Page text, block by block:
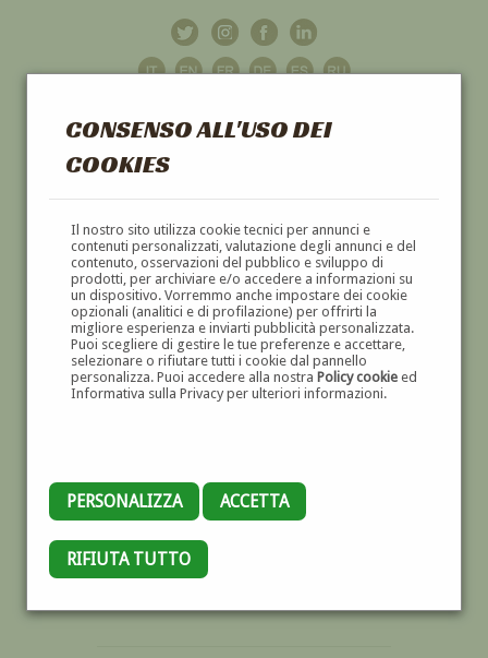
CONSENSO ALL'USO DEI
COOKIES
Il nostro sito utilizza cookie tecnici per annunci e
contenuti personalizzati, valutazione degli annunci e del
contenuto, osservazioni del pubblico e sviluppo di
prodotti, per archiviare e/o accedere a informazioni su
un dispositivo. Vorremmo anche impostare dei cookie
opzionali (analitici e di profilazione) per offrirti la
migliore esperienza e inviarti pubblicità personalizzata.
Puoi scegliere di gestire le tue preferenze e accettare,
selezionare o rifiutare tutti i cookie dal pannello
personalizza. Puoi accedere alla nostra Policy cookieed
Informativa sulla Privacy per ulteriori informazioni.
PERSONALIZZA ACCETTA
RIFIUTA TUTTO
GALLERIAD'ARTE
DIPINTI E SCULTURE '800 E '900